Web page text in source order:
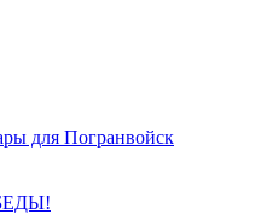
для Погранвойск